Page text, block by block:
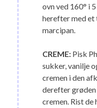
ovn ved 160° i
herefter med
marcipan.
CREME: Pisk
sukker, vanilje
cremen i den
derefter
cremen. Rist